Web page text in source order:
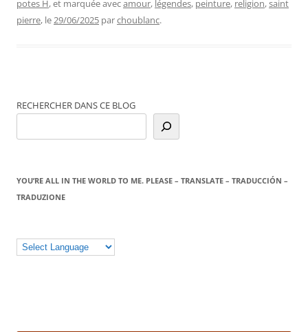
potes H, et marquée avecamour, légendes, peinture, religion,saint
pierre, le29/06/2025 parchoublanc.
RECHERCHER DANS CE BLOG
YOU’RE ALL IN THE WORLD TO ME. PLEASE – TRANSLATE – TRADUCCIÓN –
TRADUZIONE